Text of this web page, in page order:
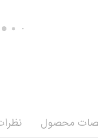
محصول